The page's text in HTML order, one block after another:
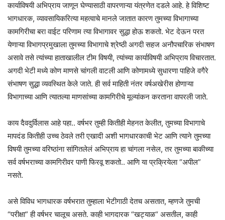
कार्याविषयी अभिप्राय जाणून घेण्यासाठी वापरणाऱ्या यंत्रणेत दडले आहे. हे विशिष्ट
भागधारक, व्यावसायिकरित्या महत्वाचे मानले जातात कारण तुमच्या विभागाच्या
कामगिरीचा बरा वाईट परिणाम त्या विभागावर सुद्धा होऊ शकतो. भेट देऊन परत
येणाऱ्या विभागप्रमुखाला तुमच्या विभागाचे श्रेष्ठी अगदी सहज अनौपचारिक संभाषण
असावे तसे त्यांच्या हाताखालील टीम विषयी, त्यांच्या कार्याविषयी अभिप्राय विचारतात.
अगदी भेटी मध्ये कोण माणसे चांगली वाटली आणि कोणामध्ये सुधारणा पाहिजे वगैरे
संभाषण सुद्धा व्यवस्थित केले जाते. ही सर्व माहिती नंतर वर्षअखेरीस होणाऱ्या
विभागाच्या आणि त्यातल्या माणसांच्या कामगिरीचे मूल्यांकन करताना वापरली जाते.
काय दैवदुर्विलास आहे पहा.. वर्षभर तुम्ही कितीही मेहनत केलीत, तुमच्या विभागाचे
मापदंड कितीही उच्च ठेवले तरी एखादी अशी भागधारकाची भेट आणि त्याने तुमच्या
विषयी तुमच्या वरिष्ठांना सांगितलेलं अभिप्राय हा चांगला नसेल, तर तुमच्या बाकीच्या
सर्व वर्षभराच्या कामगिरीवर पाणी फिरवू शकतो.. आणि या प्रक्रियेला “अपील”
नसते.
असे विविध भागधारक वर्षभरात तुम्हाला भेटीगाठी देतच असतात, म्हणजे तुमची
“परीक्षा” ही वर्षभर चालूच असते. काही भागदारक “खट्याळ“ असतील, काही